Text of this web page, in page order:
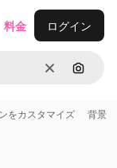
消去 画像で
料金 ログイン
をカスタマイズ 背景